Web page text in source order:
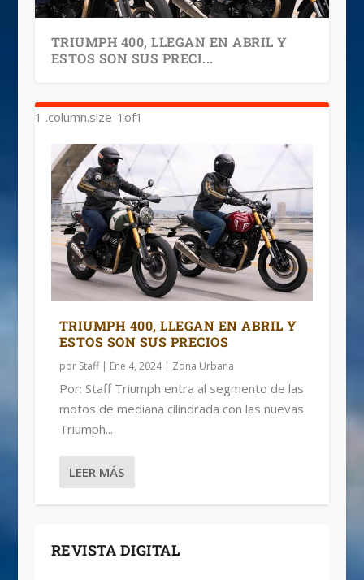
TRIUMPH 400, LLEGAN EN ABRIL Y
ESTOS SON SUS PRECI...
TRIUMPH 400, LLEGAN EN ABRIL Y
ESTOS SON SUS PRECIOS
por Staff| Ene 4, 2024| Zona Urbana
Por: Staff Triumph entra al segmento de las
motos de mediana cilindrada con las nuevas
Triumph...
LEER MÁS
REVISTA DIGITAL